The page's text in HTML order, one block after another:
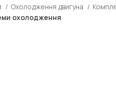
Охолодження двигуна
охолодження